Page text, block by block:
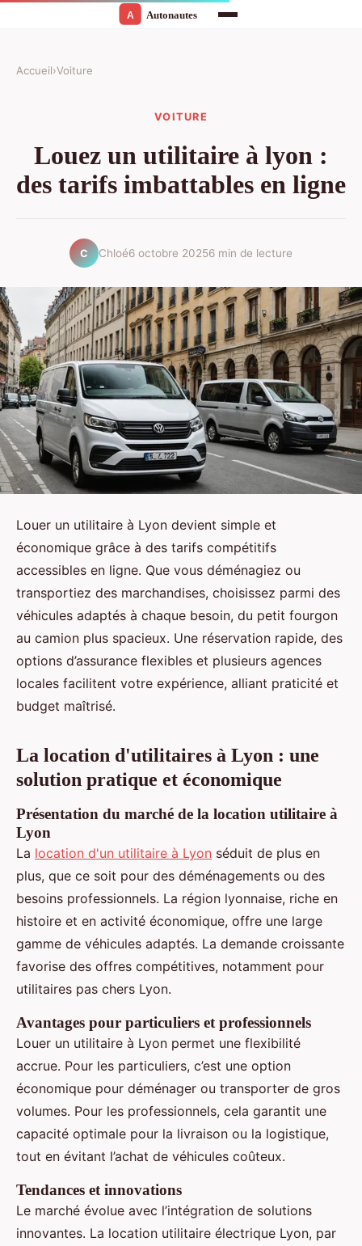
Accueil›Voiture
VOITURE
Louez un utilitaire à lyon :
des tarifs imbattables en ligne
C Chloé6 octobre 20256 min de lecture
Louer un utilitaire à Lyon devient simple et
économique grâce à des tarifs compétitifs
accessibles en ligne. Que vous déménagiez ou
transportiez des marchandises, choisissez parmi des
véhicules adaptés à chaque besoin, du petit fourgon
au camion plus spacieux. Une réservation rapide, des
options d’assurance flexibles et plusieurs agences
locales facilitent votre expérience, alliant praticité et
budget maîtrisé.
La location d'utilitaires à Lyon : une
solution pratique et économique
Présentation du marché de la location utilitaire à
Lyon
La location d'un utilitaire à Lyon séduit de plus en
plus, que ce soit pour des déménagements ou des
besoins professionnels. La région lyonnaise, riche en
histoire et en activité économique, offre une large
gamme de véhicules adaptés. La demande croissante
favorise des offres compétitives, notamment pour
utilitaires pas chers Lyon.
Avantages pour particuliers et professionnels
Louer un utilitaire à Lyon permet une flexibilité
accrue. Pour les particuliers, c’est une option
économique pour déménager ou transporter de gros
volumes. Pour les professionnels, cela garantit une
capacité optimale pour la livraison ou la logistique,
tout en évitant l’achat de véhicules coûteux.
Tendances et innovations
Le marché évolue avec l’intégration de solutions
innovantes. La location utilitaire électrique Lyon, par